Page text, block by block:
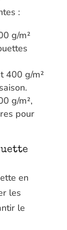
:
g/m²
400 g/m²
g/m²,
pour
en
les
le